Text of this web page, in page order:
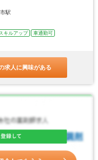
駅
キルアップ
車通勤可
求人に興味がある